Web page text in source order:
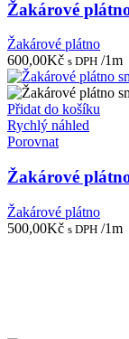
Žakárové
Žakárové plátno
600,00Kč s DPH /1m
Přidat do košíku
Rychlý náhled
Porovnat
Žakárové
Žakárové plátno
500,00Kč s DPH /1m